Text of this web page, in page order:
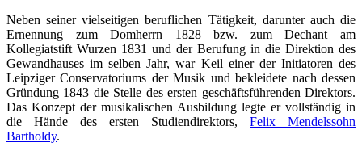
Neben seiner vielseitigen beruflichen Tätigkeit, darunter auch die
Ernennung zum Domherrn 1828 bzw. zum Dechant am
Kollegiatstift Wurzen 1831 und der Berufung in die Direktion des
Gewandhauses im selben Jahr, war Keil einer der Initiatoren des
Leipziger Conservatoriums der Musik und bekleidete nach dessen
Gründung 1843 die Stelle des ersten geschäftsführenden Direktors.
Das Konzept der musikalischen Ausbildung legte er vollständig in
die Hände des ersten Studiendirektors, Felix Mendelssohn
Bartholdy.